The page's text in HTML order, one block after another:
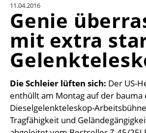
KONTAKT
11.04.2016
Genie
mit extra
Die Schleier lüften sich: Der US-
enthüllt am Montag auf der bauma
Dieselgelenkteleskop-
Tragfähigkeit und